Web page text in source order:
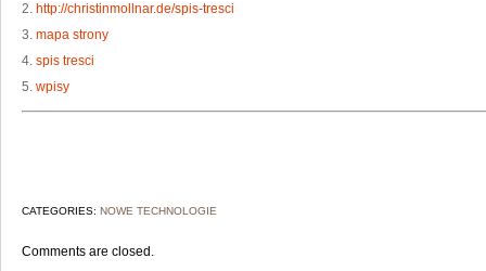
2. http://christinmollnar.de/spis-tresci
3. mapa strony
4. spis tresci
5. wpisy
CATEGORIES: NOWE TECHNOLOGIE
Comments are closed.